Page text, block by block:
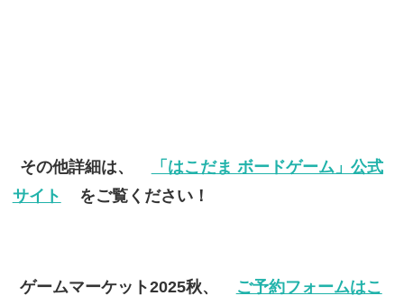
その他詳細は、
「はこだま ボードゲーム」公式
サイト
をご覧ください！
ゲームマーケット2025秋、
ご予約フォームはこ